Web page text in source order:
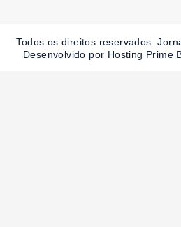
k
-
a
m
Todos os direitos reservados.
Desenvolvido por Hosting Prime